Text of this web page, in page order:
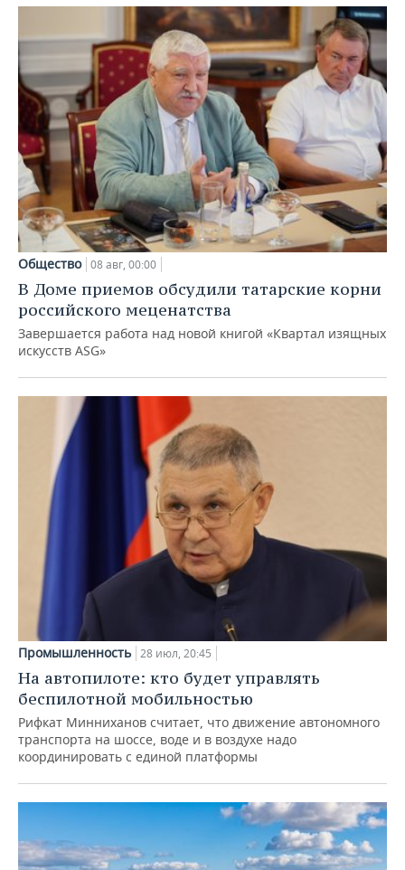
Общество 08 авг, 00:00
В Доме приемов обсудили татарские корни
российского меценатства
Завершается работа над новой книгой «Квартал изящных
искусств ASG»
Промышленность 28 июл, 20:45
На автопилоте: кто будет управлять
беспилотной мобильностью
Рифкат Минниханов считает, что движение автономного
транспорта на шоссе, воде и в воздухе надо
координировать с единой платформы